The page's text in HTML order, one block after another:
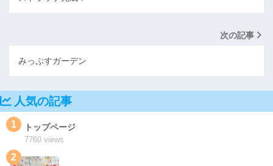
次の記事
みっぷすガーデン
人気の記事
1 トップページ
7760 views
2